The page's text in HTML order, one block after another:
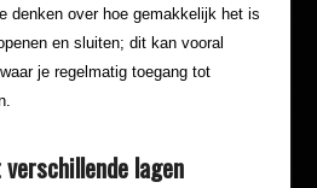
denken over hoe gemakkelijk het is
en sluiten; dit kan vooral
je regelmatig toegang tot
lagen